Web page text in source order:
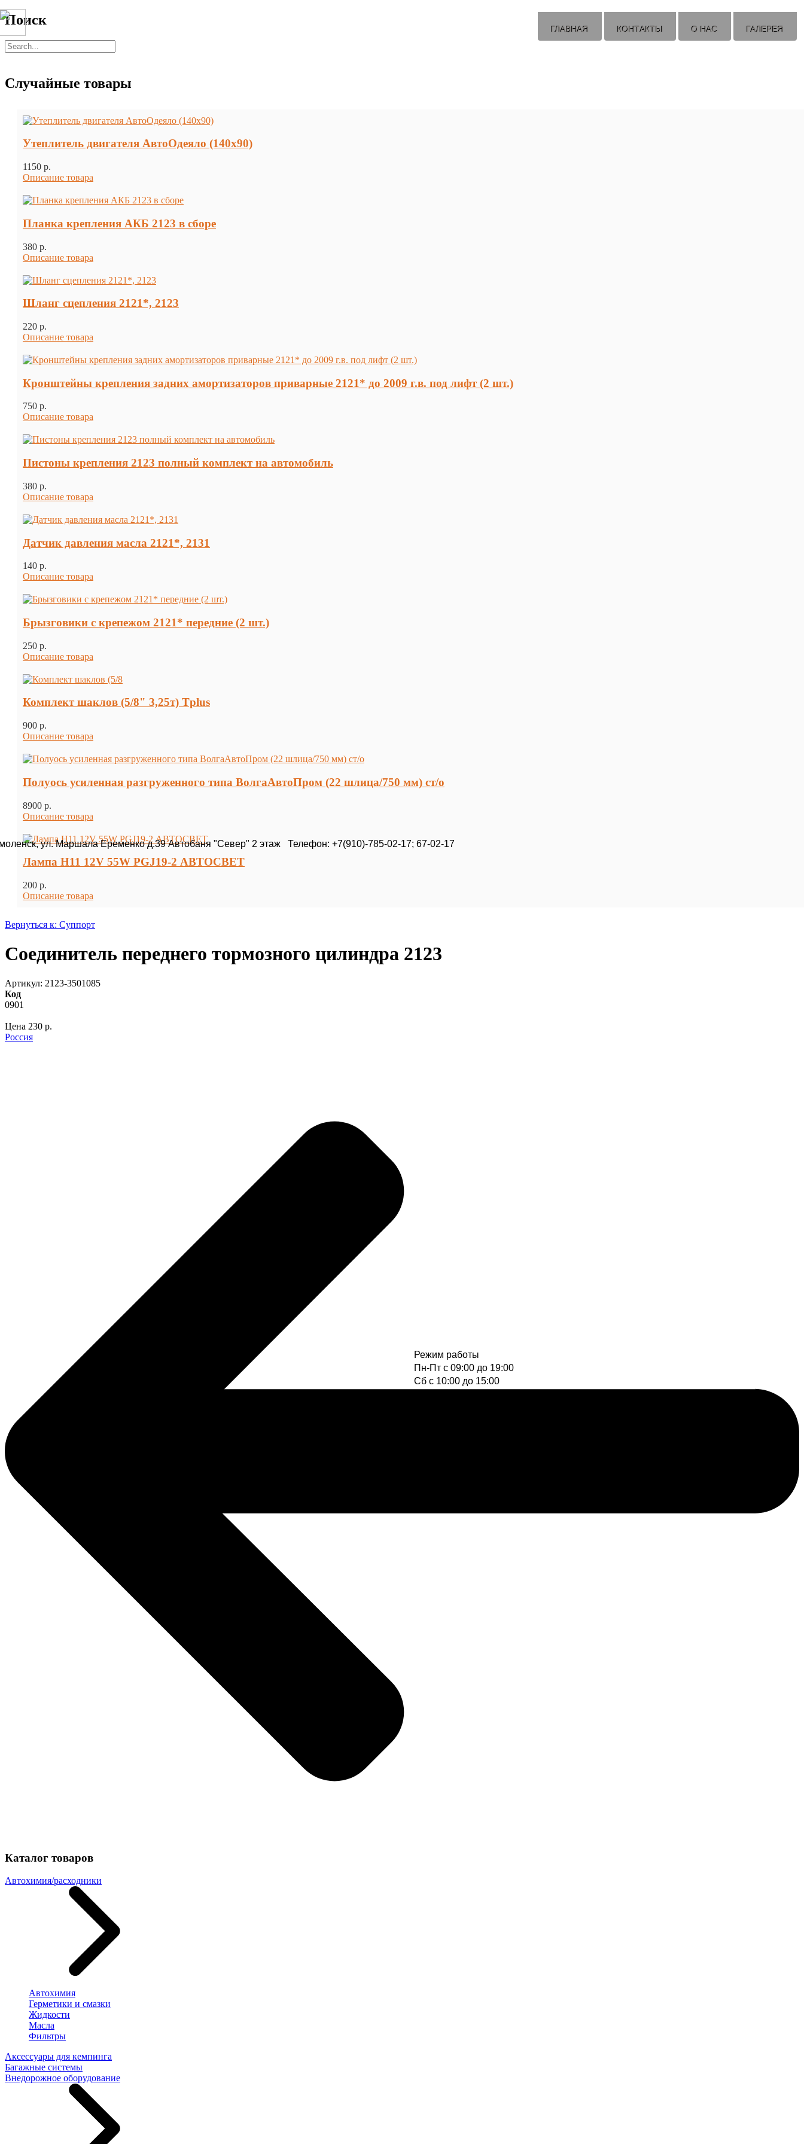
Режим работы
Пн-Пт с 09:00 до 19:00
Cб с 10:00 до 15:00
ул. Маршала Еременко д.39 Автобаня "Север" 2 этаж Телефон: +7(910)-785-02-17; 67-02-17
ГЛАВНАЯ КОНТАКТЫ О НАС ГАЛЕРЕЯ
Поиск
Случайные товары
Утеплитель двигателя АвтоОдеяло (140х90)
1150 p.
Описание товара
Планка крепления АКБ 2123 в сборе
380 p.
Описание товара
Шланг сцепления 2121*, 2123
220 p.
Описание товара
Кронштейны крепления задних амортизаторов приварные 2121* до 2009 г.в. под лифт (2 шт.)
750 p.
Описание товара
Пистоны крепления 2123 полный комплект на автомобиль
380 p.
Описание товара
Датчик давления масла 2121*, 2131
140 p.
Описание товара
Брызговики с крепежом 2121* передние (2 шт.)
250 p.
Описание товара
Комплект шаклов (5/8" 3,25т) Tplus
900 p.
Описание товара
Полуось усиленная разгруженного типа ВолгаАвтоПром (22 шлица/750 мм) ст/о
8900 p.
Описание товара
Лампа H11 12V 55W PGJ19-2 АВТОСВЕТ
200 p.
Описание товара
Вернуться к: Суппорт
Соединитель переднего тормозного цилиндра 2123
Артикул: 2123-3501085
Код
0901
Цена 230 p.
Россия
Каталог товаров
Автохимия/расходники
Автохимия
Герметики и смазки
Жидкости
Масла
Фильтры
Аксессуары для кемпинга
Багажные системы
Внедорожное оборудование